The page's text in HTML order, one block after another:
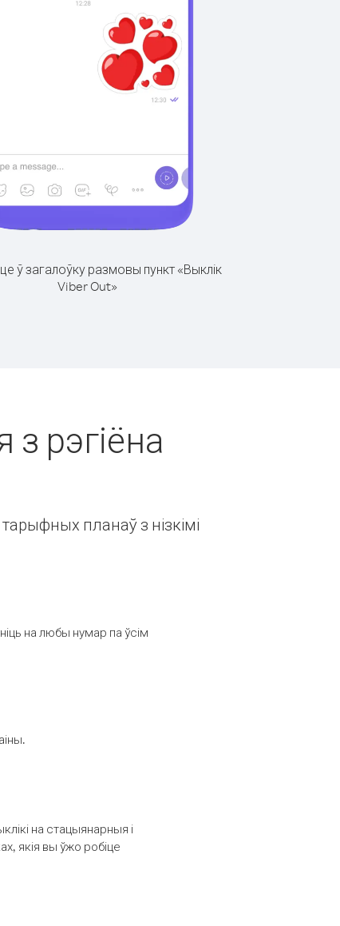
ў загалоўку размовы пункт «Выклік
Viber Out»
з рэгіёна
планаў з нізкімі
на любы нумар па ўсім
на стацыянарныя і
якія вы ўжо робіце